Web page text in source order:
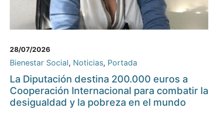
28/07/2026
Bienestar Social, Noticias, Portada
La Diputación destina 200.000 euros a
Cooperación Internacional para combatir la
desigualdad y la pobreza en el mundo